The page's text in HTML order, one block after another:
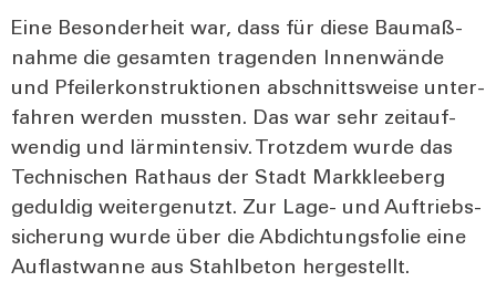
Eine Beson­der­heit war, dass für die­se Bau­maß­
nah­me die gesam­ten tra­gen­den Innen­wän­de
und Pfei­ler­kon­struk­tio­nen abschnitts­wei­se unter­
fah­ren wer­den muss­ten. Das war sehr zeit­auf­
wen­dig und lär­min­ten­siv. Trotz­dem wur­de das
Tech­ni­schen Rat­haus der Stadt Mark­klee­berg
gedul­dig wei­ter­ge­nutzt. Zur Lage- und Auf­triebs­
si­che­rung wur­de über die Abdich­tungs­fo­lie eine
Auf­last­wan­ne aus Stahl­be­ton her­ge­stellt.